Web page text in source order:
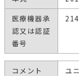
医療機器承
認又は認証
番号
コメント ユ